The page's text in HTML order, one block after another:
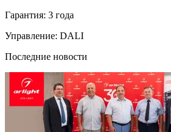
Гарантия: 3 года
Управление: DALI
Последние новости